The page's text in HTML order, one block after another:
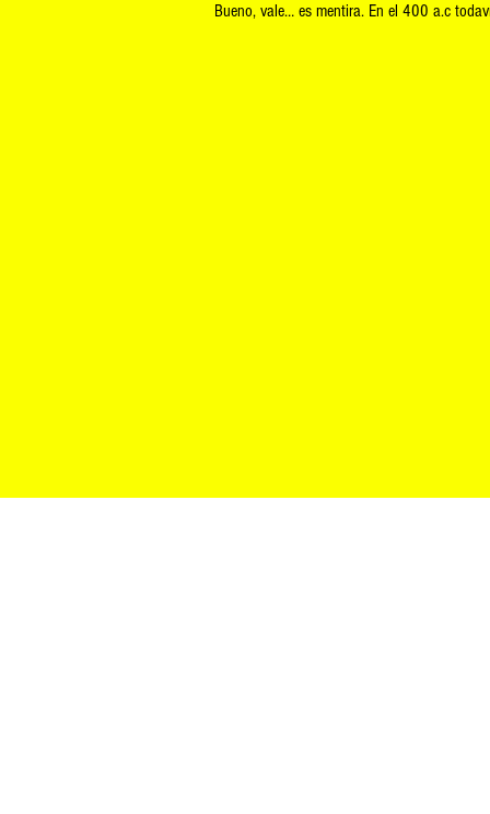
Bueno, vale… es mentira. En el 400 a.c